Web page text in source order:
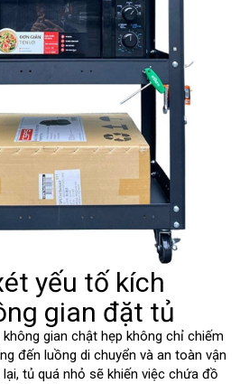
yếu tố kích
gian đặt tủ
gian chật hẹp không chỉ chiếm
đến luồng di chuyển và an toàn vận
tủ quá nhỏ sẽ khiến việc chứa đồ